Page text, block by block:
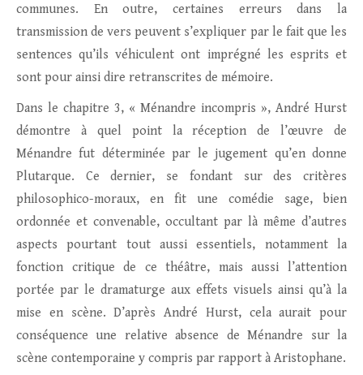
communes. En outre, certaines erreurs dans la
transmission de vers peuvent s’expliquer par le fait que les
sentences qu’ils véhiculent ont imprégné les esprits et
sont pour ainsi dire retranscrites de mémoire.
Dans le chapitre 3, « Ménandre incompris », André Hurst
démontre à quel point la réception de l’œuvre de
Ménandre fut déterminée par le jugement qu’en donne
Plutarque. Ce dernier, se fondant sur des critères
philosophico-moraux, en fit une comédie sage, bien
ordonnée et convenable, occultant par là même d’autres
aspects pourtant tout aussi essentiels, notamment la
fonction critique de ce théâtre, mais aussi l’attention
portée par le dramaturge aux effets visuels ainsi qu’à la
mise en scène. D’après André Hurst, cela aurait pour
conséquence une relative absence de Ménandre sur la
scène contemporaine y compris par rapport à Aristophane.